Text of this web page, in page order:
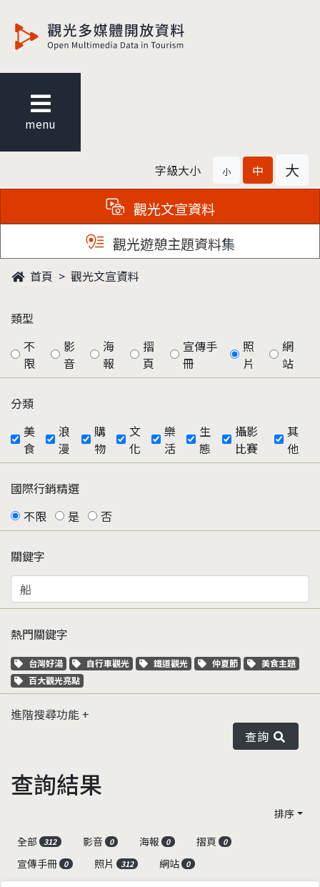
menu
字級大小 小 中 大
觀光文宣資料
觀光遊憩主題資料集
首頁 觀光文宣資料
類型
不
限
影
音
海
報
摺
頁
宣傳手
冊
照
片
網
站
分類
美
食
浪
漫
購
物
文
化
樂
活
生
態
攝影
比賽
其
他
國際行銷精選
不限
是 否
關鍵字
熱門關鍵字
關鍵字標籤
台灣好湯 關鍵字標籤
自行車觀光 關鍵字標籤
鐵道觀光 關鍵字標籤
仲夏節 關鍵字標籤
美食主題
關鍵字標籤
百大觀光亮點
進階搜尋功能
查詢
查詢結果
排序
全部
312 影音 0 海報 0 摺頁 0
宣傳手冊 0 照片 312 網站 0